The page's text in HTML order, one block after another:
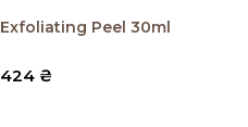
Exfoliating Peel 30ml
424 ₴